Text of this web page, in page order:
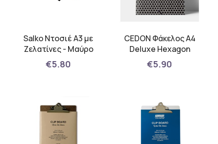
Salko Ντοσιέ Α3 με
Ζελατίνες - Μαύρο
€5.80
CEDON Φάκελος Α4
Deluxe Hexagon
€5.90